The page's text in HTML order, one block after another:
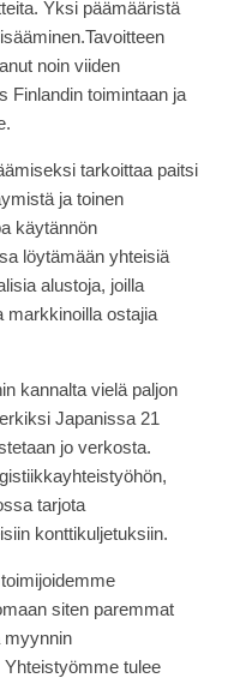
Yksi päämääristä
noin viiden
Finlandin toimintaan ja
tarkoittaa paitsi
ja toinen
käytännön
löytämään yhteisiä
alustoja, joilla
markkinoilla ostajia
kannalta vielä paljon
Japanissa 21
jo verkosta.
tarjota
konttikuljetuksiin.
siten paremmat
myynnin
tulee